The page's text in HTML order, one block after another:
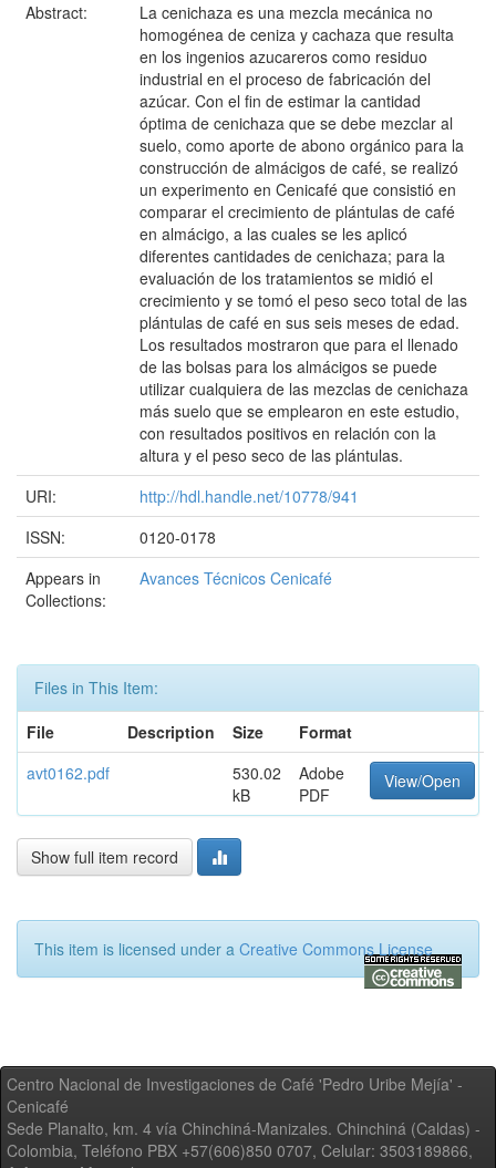
Abstract:
La cenichaza es una mezcla mecánica no
homogénea de ceniza y cachaza que resulta
en los ingenios azucareros como residuo
industrial en el proceso de fabricación del
azúcar. Con el fin de estimar la cantidad
óptima de cenichaza que se debe mezclar al
suelo, como aporte de abono orgánico para la
construcción de almácigos de café, se realizó
un experimento en Cenicafé que consistió en
comparar el crecimiento de plántulas de café
en almácigo, a las cuales se les aplicó
diferentes cantidades de cenichaza; para la
evaluación de los tratamientos se midió el
crecimiento y se tomó el peso seco total de las
plántulas de café en sus seis meses de edad.
Los resultados mostraron que para el llenado
de las bolsas para los almácigos se puede
utilizar cualquiera de las mezclas de cenichaza
más suelo que se emplearon en este estudio,
con resultados positivos en relación con la
altura y el peso seco de las plántulas.
URI:
http://hdl.handle.net/10778/941
ISSN:
0120-0178
Appears in
Collections:
Avances Técnicos Cenicafé
Files in This Item:
File
Description Size
Format
avt0162.pdf
530.02
kB
Adobe
PDF
View/Open
Show full item record
This item is licensed under a Creative Commons License
Centro Nacional de Investigaciones de Café 'Pedro Uribe Mejía' -
Cenicafé
Sede Planalto, km. 4 vía Chinchiná-Manizales. Chinchiná (Caldas) -
Colombia, Teléfono PBX +57(606)850 0707, Celular: 3503189866,